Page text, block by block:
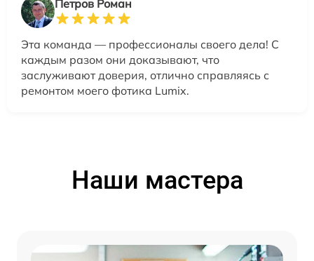
Петров Роман
Эта команда — профессионалы своего дела! С
каждым разом они доказывают, что
заслуживают доверия, отлично справляясь с
ремонтом моего фотика Lumix.
Наши мастера